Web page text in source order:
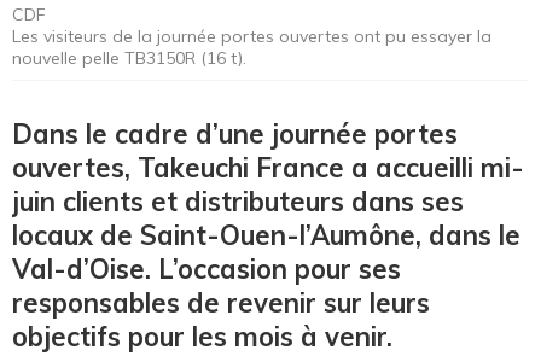
CDF
Les visiteurs de la journée portes ouvertes ont pu essayer la
nouvelle pelle TB3150R (16 t).
Dans le cadre d’une journée portes
ouvertes, Takeuchi France a accueilli mi-
juin clients et distributeurs dans ses
locaux de Saint-Ouen-l’Aumône, dans le
Val-d’Oise. L’occasion pour ses
responsables de revenir sur leurs
objectifs pour les mois à venir.